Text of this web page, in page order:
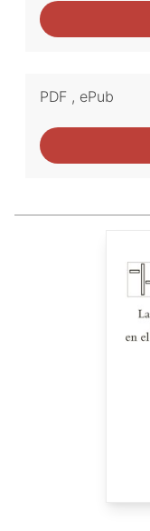
PDF , ePub